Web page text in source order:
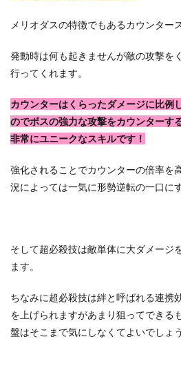
メリオダスの特徴でもあるカウンター
発動時は何も起きませんが敵の攻撃を
行ってくれます。
カウンターはくらったダメージに比例
のでボスの強力な攻撃をカウンターす
非常にユニークなスキルです！
強化されることでカウンターの倍率を
況によっては一気に形勢逆転の一口に
そして超必殺技は敵単体に大ダメージ
ます。
ちなみに超必殺技は絆と呼ばれる連携
を上げられますがあまり狙ってできる
盤はそこまで気にしなくてよいでしょう